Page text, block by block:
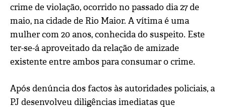
crime de violação, ocorrido no passado dia 27 de
maio, na cidade de Rio Maior. A vítima é uma
mulher com 20 anos, conhecida do suspeito. Este
ter-se-á aproveitado da relação de amizade
existente entre ambos para consumar o crime.
Após denúncia dos factos às autoridades policiais, a
PJ desenvolveu diligências imediatas que